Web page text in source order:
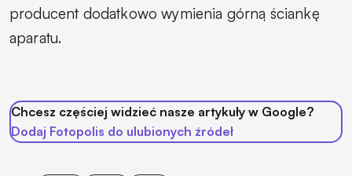
producent dodatkowo wymienia górną ściankę
aparatu.
Chcesz częściej widzieć nasze artykuły w Google?
Dodaj Fotopolis do ulubionych źródeł